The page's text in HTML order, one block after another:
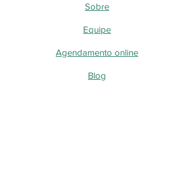
Sobre
Equipe
Agendamento online
Blog